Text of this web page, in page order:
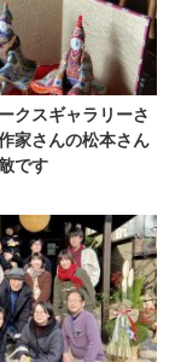
クスギャラリーさ
家さんの松本さん
です